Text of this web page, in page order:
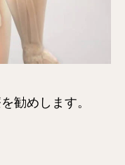
勧めします。